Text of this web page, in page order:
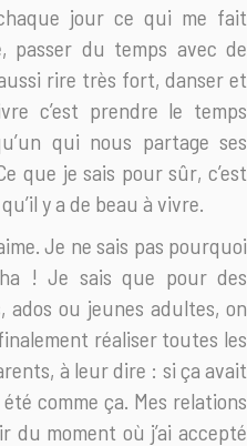
jour ce qui me fait
passer du temps avec de
rire très fort, danser et
c’est prendre le temps
qui nous partage ses
que je sais pour sûr, c’est
y a de beau à vivre.
Je ne sais pas pourquoi
! Je sais que pour des
ou jeunes adultes, on
réaliser toutes les
à leur dire : si ça avait
comme ça. Mes relations
du moment où j’ai accepté